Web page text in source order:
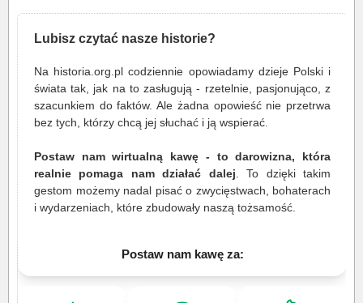
Lubisz czytać nasze historie?
Na historia.org.pl codziennie opowiadamy dzieje Polski i
świata tak, jak na to zasługują - rzetelnie, pasjonująco, z
szacunkiem do faktów. Ale żadna opowieść nie przetrwa
bez tych, którzy chcą jej słuchać i ją wspierać.
Postaw nam wirtualną kawę - to darowizna, która
realnie pomaga nam działać dalej . To dzięki takim
gestom możemy nadal pisać o zwycięstwach, bohaterach
i wydarzeniach, które zbudowały naszą tożsamość.
Postaw nam kawę za: